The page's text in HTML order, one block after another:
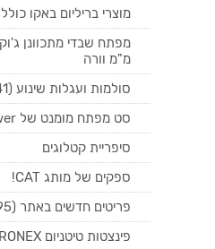
מוצרי בריליום באקו
מ"מ וורה
סולמות ועגלות שינוע (41)
סט מפתח מומנט של Whirlpower
סיפריית קטלוגים
ספקים של מותג CAT!
פריטים חדשים באתר (95)
פינצטות טיטניום TRONEX